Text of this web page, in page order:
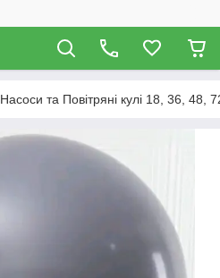
Насоси та Повітряні кулі 18, 36, 48,